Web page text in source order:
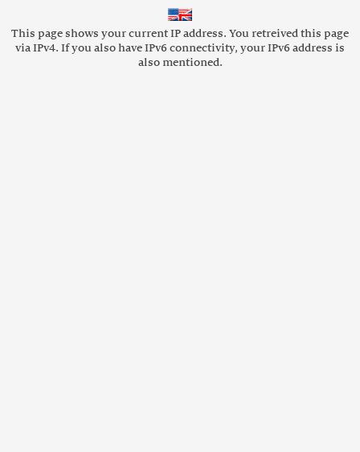
This page shows your current IP address. You retreived this page
via IPv4. If you also have IPv6 connectivity, your IPv6 address is
also mentioned.